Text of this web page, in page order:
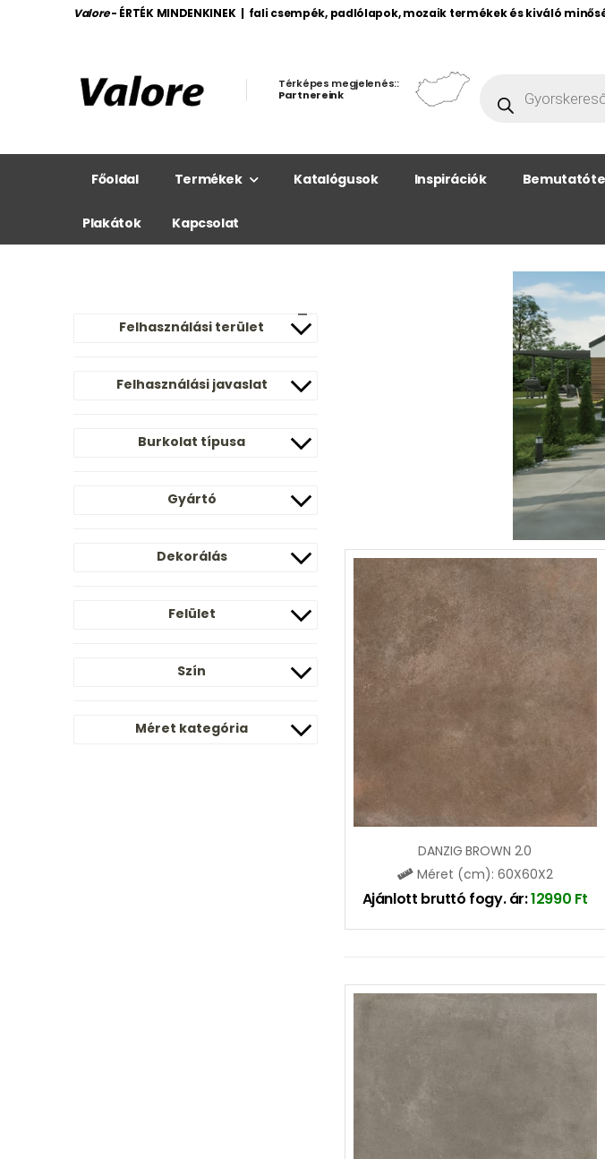
Valore - ÉRTÉK MINDENKINEK | fali csempék, padlólapok, mozaik termékek és kiváló
Térképes megjelenés::
Partnereink
Főoldal Termékek Katalógusok Inspirációk
Plakátok Kapcsolat
Felhasználási terület
Felhasználási javaslat
Burkolat típusa
Gyártó
Dekorálás
Felület
Szín
Méret kategória
DANZIG BROWN 2.0
Méret (cm): 60X60X2
Ajánlott bruttó fogy. ár:12990 Ft